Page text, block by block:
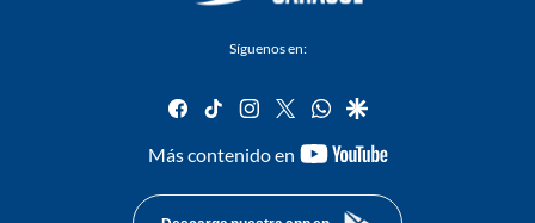
Síguenos en:
facebook
tiktok instagram
twitterwhatsapp
google
Más contenido en
youtube-